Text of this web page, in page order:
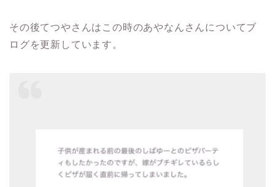
その後てつやさんはこの時のあやなんさんについてブ
ログを更新しています。